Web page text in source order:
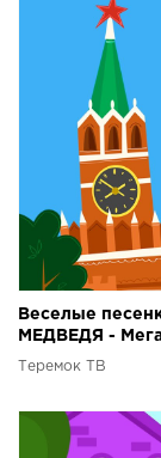
Веселые
МЕДВЕДЯ -
животных
Теремок ТВ